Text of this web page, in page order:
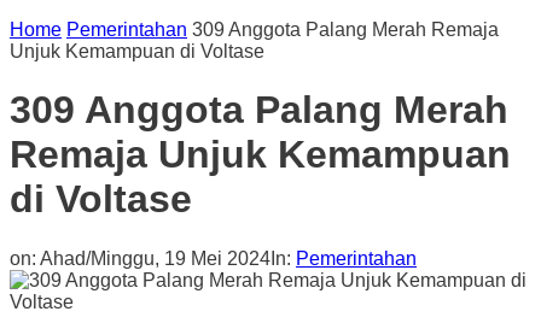
Home Pemerintahan 309 Anggota Palang Merah Remaja
Unjuk Kemampuan di Voltase
309 Anggota Palang Merah
Remaja Unjuk Kemampuan
di Voltase
on: Ahad/Minggu, 19 Mei 2024 In: Pemerintahan